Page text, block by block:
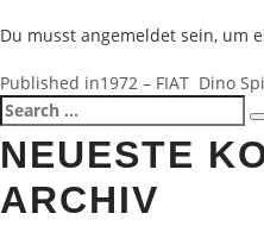
Du musst angemeldet sein, um
Published in1972 – FIAT Dino
Search
for:
NEUESTE
ARCHIV